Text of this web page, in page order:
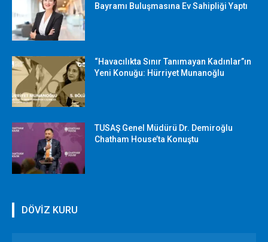
Bayramı Buluşmasına Ev Sahipliği Yaptı
“Havacılıkta Sınır Tanımayan Kadınlar”ın
Yeni Konuğu: Hürriyet Munanoğlu
TUSAŞ Genel Müdürü Dr. Demiroğlu
Chatham House’ta Konuştu
DÖVİZ KURU